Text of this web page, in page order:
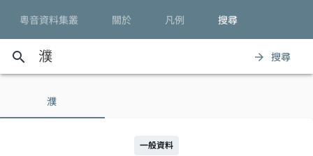
粵音資料集叢 關於 凡例 搜尋
search arrow_forward 搜尋
濮
一般資料